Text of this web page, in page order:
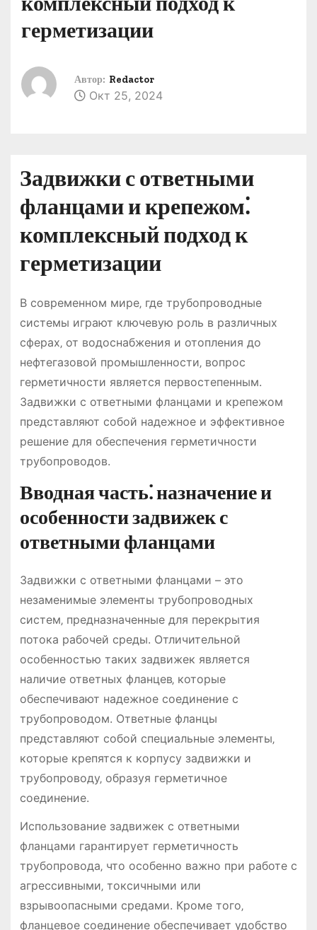
герметизации
Автор: Redactor
Окт 25, 2024
Задвижки с ответными
фланцами и крепежом⁚
комплексный подход к
герметизации
В современном мире‚ где трубопроводные
системы играют ключевую роль в различных
сферах‚ от водоснабжения и отопления до
нефтегазовой промышленности‚ вопрос
герметичности является первостепенным.
Задвижки с ответными фланцами и крепежом
представляют собой надежное и эффективное
решение для обеспечения герметичности
трубопроводов.
Вводная часть⁚ назначение и
особенности задвижек с
ответными фланцами
Задвижки с ответными фланцами – это
незаменимые элементы трубопроводных
систем‚ предназначенные для перекрытия
потока рабочей среды. Отличительной
особенностью таких задвижек является
наличие ответных фланцев‚ которые
обеспечивают надежное соединение с
трубопроводом. Ответные фланцы
представляют собой специальные элементы‚
которые крепятся к корпусу задвижки и
трубопроводу‚ образуя герметичное
соединение.
Использование задвижек с ответными
фланцами гарантирует герметичность
трубопровода‚ что особенно важно при работе с
агрессивными‚ токсичными или
взрывоопасными средами. Кроме того‚
фланцевое соединение обеспечивает удобство